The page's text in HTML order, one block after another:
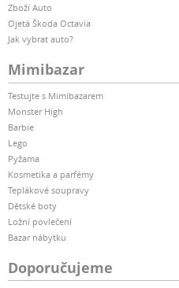
Zboží Auto
Ojetá Škoda Octavia
Jak vybrat auto?
Mimibazar
Testujte s Mimibazarem
Monster High
Barbie
Lego
Pyžama
Kosmetika a parfémy
Teplákové soupravy
Dětské boty
Ložní povlečení
Bazar nábytku
Doporučujeme